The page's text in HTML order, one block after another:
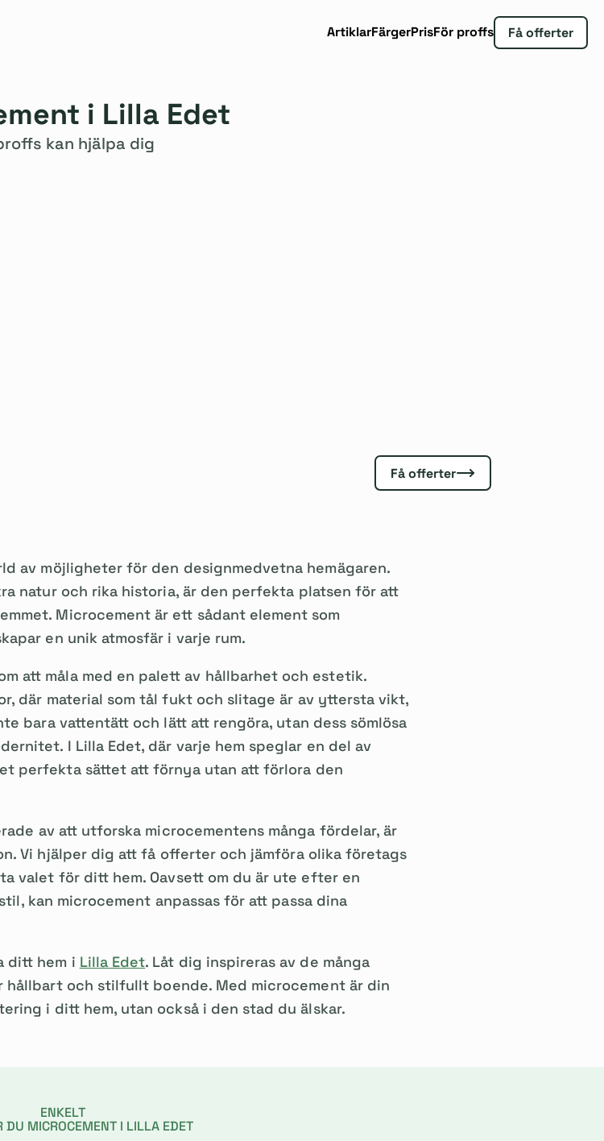
ArtiklarFärgerPrisFör proffs Få offerter
i Lilla Edet
kan hjälpa dig
Få offerter
av möjligheter för den designmedvetna hemägaren.
natur och rika historia, är den perfekta platsen för att
Microcement är ett sådant element som
en unik atmosfär i varje rum.
att måla med en palett av hållbarhet och estetik.
där material som tål fukt och slitage är av yttersta vikt,
bara vattentätt och lätt att rengöra, utan dess sömlösa
I Lilla Edet, där varje hem speglar en del av
perfekta sättet att förnya utan att förlora den
av att utforska microcementens många fördelar, är
Vi hjälper dig att få offerter och jämföra olika företags
valet för ditt hem. Oavsett om du är ute efter en
kan microcement anpassas för att passa dina
ditt hem i Lilla Edet. Låt dig inspireras av de många
och stilfullt boende. Med microcement är din
i ditt hem, utan också i den stad du älskar.
ENKELT
DU MICROCEMENT I LILLA EDET